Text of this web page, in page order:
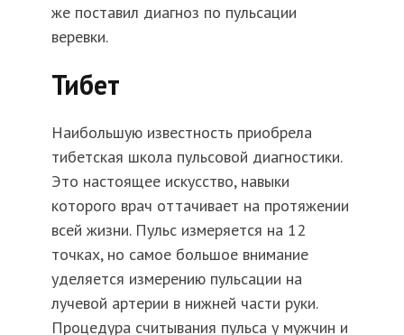
же поставил диагноз по пульсации
веревки.
Тибет
Наибольшую известность приобрела
тибетская школа пульсовой диагностики.
Это настоящее искусство, навыки
которого врач оттачивает на протяжении
всей жизни. Пульс измеряется на 12
точках, но самое большое внимание
уделяется измерению пульсации на
лучевой артерии в нижней части руки.
Процедура считывания пульса у мужчин и